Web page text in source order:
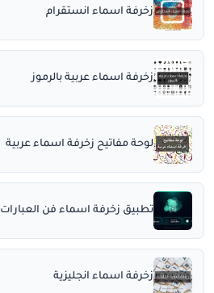
زخرفة اسماء انستقرام
زخرفة اسماء عربية بالرموز
لوحة مفاتيح زخرفة اسماء عربية
تطبيق زخرفة اسماء فن العبارات
زخرفة اسماء انجليزية